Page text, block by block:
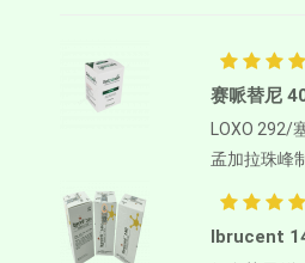
赛哌替尼
LOXO 292/
孟加拉珠峰
Ibrucent